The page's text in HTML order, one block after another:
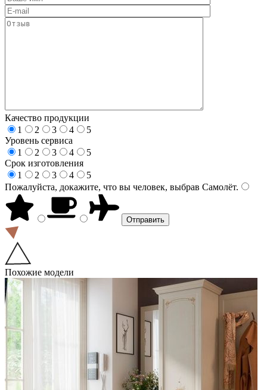
Качество продукции
1
2 3 4
5
Уровень сервиса
1
2 3 4
5
Срок изготовления
1
2 3 4
5
Пожалуйста, докажите, что вы человек, выбрав Самолёт.
Похожие модели